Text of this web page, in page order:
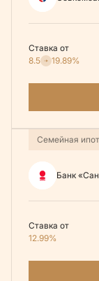
Ставка от
8.5
19.89%
Семейная
Банк
Ставка от
12.99%